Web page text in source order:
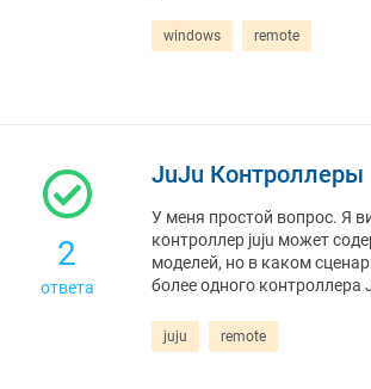
windows remote
2
ответа
JuJu Контроллеры
У меня простой вопрос. Я
контроллер juju может
моделей, но в каком
более одного контроллера
juju remote